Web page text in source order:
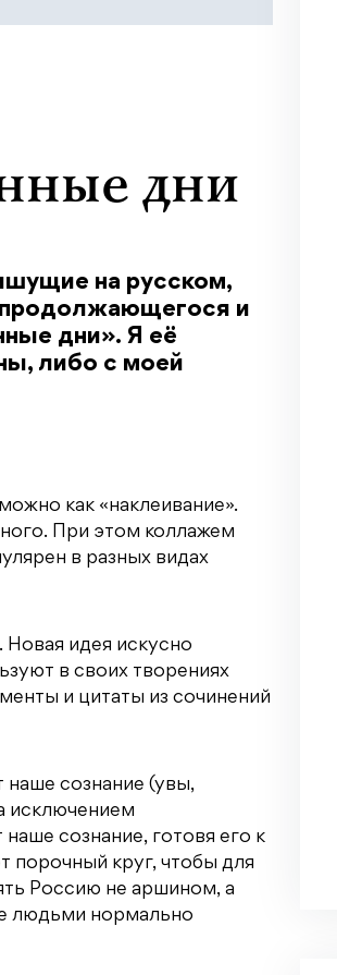
дни
на русском,
продолжающегося и
дни». Я её
либо с моей
как «наклеивание».
При этом коллажем
в разных видах
идея искусно
в своих творениях
и цитаты из сочинений
наше сознание (увы,
исключением
сознание, готовя его к
порочный круг, чтобы для
Россию не аршином, а
людьми нормально